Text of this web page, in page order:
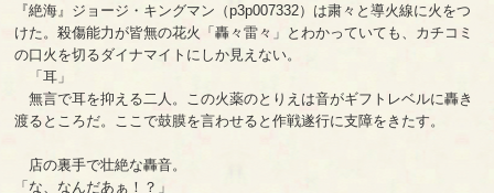
『絶海』ジョージ・キングマン（p3p007332）は粛々と導火線に火をつ
けた。殺傷能力が皆無の花火「轟々雷々」とわかっていても、カチコミ
の口火を切るダイナマイトにしか見えない。
「耳」
無言で耳を抑える二人。この火薬のとりえは音がギフトレベルに轟き
渡るところだ。ここで鼓膜を言わせると作戦遂行に支障をきたす。
店の裏手で壮絶な轟音。
「な、なんだあぁ！？」